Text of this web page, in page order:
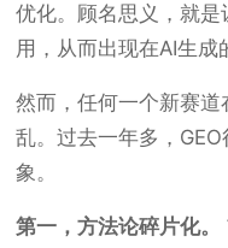
优化。顾名思义，就是
用，从而出现在AI生成
然而，任何一个新赛
乱。过去一年多，
象。
第一，方法论碎片化。